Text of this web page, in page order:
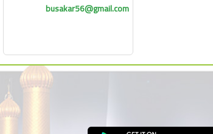
busakar56@gmail.com